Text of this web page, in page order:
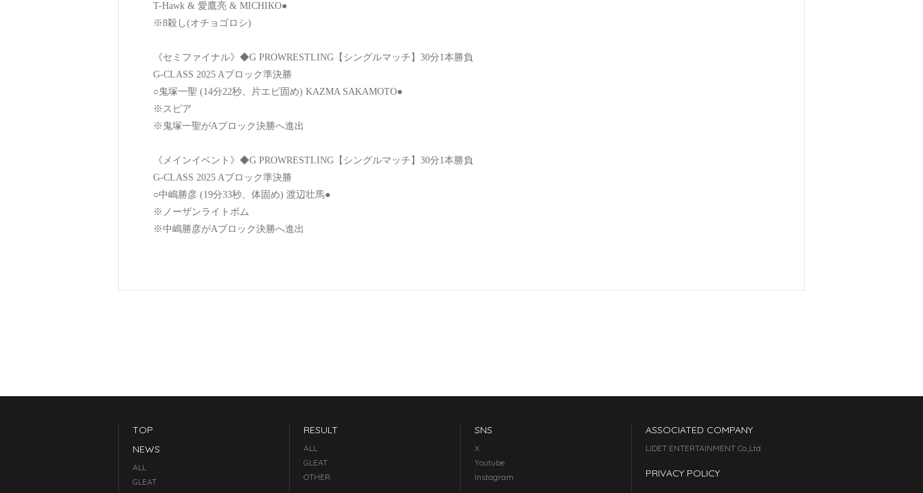
T-Hawk & 愛鷹亮 & MICHIKO●
※8殺し(オチョゴロシ)
《セミファイナル》◆G PROWRESTLING【シングルマッチ】30分1本勝負
G-CLASS 2025 Aブロック準決勝
○鬼塚一聖 (14分22秒、片エビ固め) KAZMA SAKAMOTO●
※スピア
※鬼塚一聖がAブロック決勝へ進出
《メインイベント》◆G PROWRESTLING【シングルマッチ】30分1本勝負
G-CLASS 2025 Aブロック準決勝
○中嶋勝彦 (19分33秒、体固め) 渡辺壮馬●
※ノーザンライトボム
※中嶋勝彦がAブロック決勝へ進出
TOP
NEWS
ALL
GLEAT
RESULT
ALL
GLEAT
OTHER
SNS
X
Youtube
Instagram
ASSOCIATED COMPANY
LIDET ENTERTAINMENT Co.,Ltd.
PRIVACY POLICY